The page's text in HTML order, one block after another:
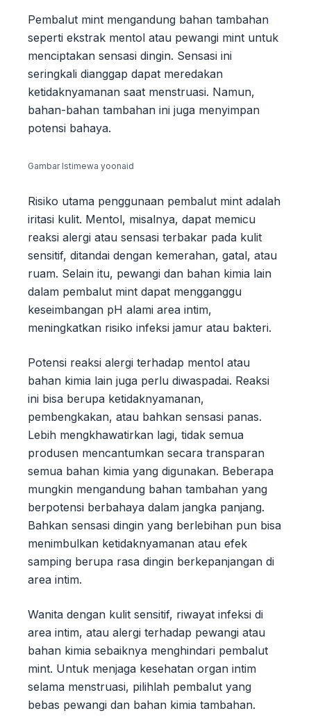
Pembalut mint mengandung bahan tambahan
seperti ekstrak mentol atau pewangi mint untuk
menciptakan sensasi dingin. Sensasi ini
seringkali dianggap dapat meredakan
ketidaknyamanan saat menstruasi. Namun,
bahan-bahan tambahan ini juga menyimpan
potensi bahaya.
Gambar Istimewa yoonaid
Risiko utama penggunaan pembalut mint adalah
iritasi kulit. Mentol, misalnya, dapat memicu
reaksi alergi atau sensasi terbakar pada kulit
sensitif, ditandai dengan kemerahan, gatal, atau
ruam. Selain itu, pewangi dan bahan kimia lain
dalam pembalut mint dapat mengganggu
keseimbangan pH alami area intim,
meningkatkan risiko infeksi jamur atau bakteri.
Potensi reaksi alergi terhadap mentol atau
bahan kimia lain juga perlu diwaspadai. Reaksi
ini bisa berupa ketidaknyamanan,
pembengkakan, atau bahkan sensasi panas.
Lebih mengkhawatirkan lagi, tidak semua
produsen mencantumkan secara transparan
semua bahan kimia yang digunakan. Beberapa
mungkin mengandung bahan tambahan yang
berpotensi berbahaya dalam jangka panjang.
Bahkan sensasi dingin yang berlebihan pun bisa
menimbulkan ketidaknyamanan atau efek
samping berupa rasa dingin berkepanjangan di
area intim.
Wanita dengan kulit sensitif, riwayat infeksi di
area intim, atau alergi terhadap pewangi atau
bahan kimia sebaiknya menghindari pembalut
mint. Untuk menjaga kesehatan organ intim
selama menstruasi, pilihlah pembalut yang
bebas pewangi dan bahan kimia tambahan.